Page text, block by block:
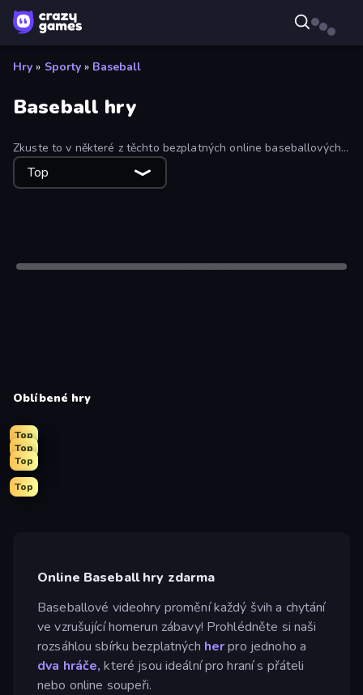
Hry » Sporty » Baseball
Baseball hry
Zkuste to v některé z těchto bezplatných online baseballových
her! Seřaďte seznam podle nejlepších, nejnovějších nebo
nejhranějších her a najděte si svou dokonalou hru.
Top
Pouze stolní počítače
Oblíbené hry
Top
Top
Top
Top
Online Baseball hry zdarma
Baseballové videohry promění každý švih a chytání
ve vzrušující homerun zábavy! Prohlédněte si naši
rozsáhlou sbírku bezplatných herpro jednoho a
dva hráče, které jsou ideální pro hraní s přáteli
nebo online soupeři.